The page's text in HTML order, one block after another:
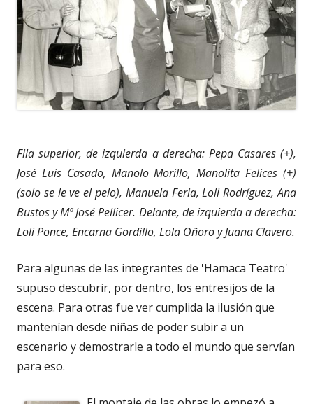
Fila superior, de izquierda a derecha: Pepa Casares (+),
José Luis Casado, Manolo Morillo, Manolita Felices (+)
(solo se le ve el pelo), Manuela Feria, Loli Rodríguez, Ana
Bustos y Mª José Pellicer. Delante, de izquierda a derecha:
Loli Ponce, Encarna Gordillo, Lola Oñoro y Juana Clavero.
Para algunas de las integrantes de 'Hamaca Teatro'
supuso descubrir, por dentro, los entresijos de la
escena. Para otras fue ver cumplida la ilusión que
mantenían desde niñas de poder subir a un
escenario y demostrarle a todo el mundo que servían
para eso.